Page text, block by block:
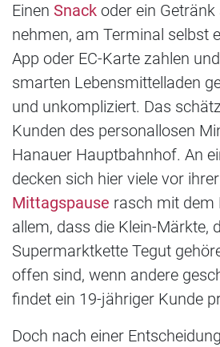
Einen Snack oder ein
nehmen, am Terminal selbst
App oder EC-Karte zahlen
smarten Lebensmittelladen
und unkompliziert. Das
Kunden des personallosen
Hanauer Hauptbahnhof. An
decken sich hier viele vor
Mittagspause rasch mit dem
allem, dass die Klein-Märkte,
Supermarktkette Tegut
offen sind, wenn andere
findet ein 19-jähriger Kunde
Doch nach einer